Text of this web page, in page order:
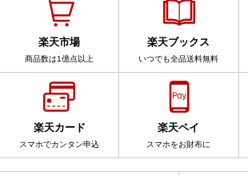
楽天市場
商品数は1億点以上
楽天ブックス
いつでも全品送料無料
楽天カード
スマホでカンタン申込
楽天ペイ
スマホをお財布に